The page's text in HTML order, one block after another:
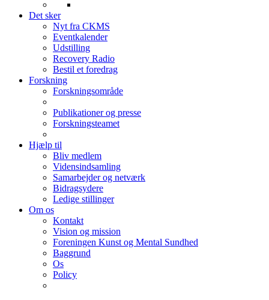
Det sker
Nyt fra CKMS
Eventkalender
Udstilling
Recovery Radio
Bestil et foredrag
Forskning
Forskningsområde
Publikationer og presse
Forskningsteamet
Hjælp til
Bliv medlem
Vidensindsamling
Samarbejder og netværk
Bidragsydere
Ledige stillinger
Om os
Kontakt
Vision og mission
Foreningen Kunst og Mental Sundhed
Baggrund
Os
Policy